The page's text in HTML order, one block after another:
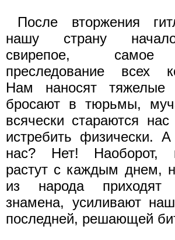
После вторжения
нашу страну
свирепое, самое
преследование всех
Нам наносят тяжелые
бросают в тюрьмы,
всячески стараются нас
истребить физически.
нас? Нет! Наоборот,
растут с каждым днем,
из народа
знамена, усиливают
последней, решающей